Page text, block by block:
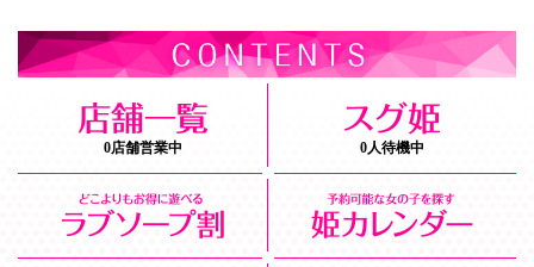
0店舗営業中 0人待機中